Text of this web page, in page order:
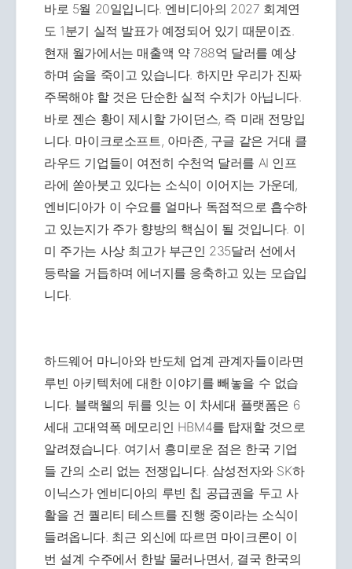
바로 5월 20일입니다. 엔비디아의 2027 회계연
도 1분기 실적 발표가 예정되어 있기 때문이죠.
현재 월가에서는 매출액 약 788억 달러를 예상
하며 숨을 죽이고 있습니다. 하지만 우리가 진짜
주목해야 할 것은 단순한 실적 수치가 아닙니다.
바로 젠슨 황이 제시할 가이던스, 즉 미래 전망입
니다. 마이크로소프트, 아마존, 구글 같은 거대 클
라우드 기업들이 여전히 수천억 달러를 AI 인프
라에 쏟아붓고 있다는 소식이 이어지는 가운데,
엔비디아가 이 수요를 얼마나 독점적으로 흡수하
고 있는지가 주가 향방의 핵심이 될 것입니다. 이
미 주가는 사상 최고가 부근인 235달러 선에서
등락을 거듭하며 에너지를 응축하고 있는 모습입
니다.
하드웨어 마니아와 반도체 업계 관계자들이라면
루빈 아키텍처에 대한 이야기를 빼놓을 수 없습
니다. 블랙웰의 뒤를 잇는 이 차세대 플랫폼은 6
세대 고대역폭 메모리인 HBM4를 탑재할 것으로
알려졌습니다. 여기서 흥미로운 점은 한국 기업
들 간의 소리 없는 전쟁입니다. 삼성전자와 SK하
이닉스가 엔비디아의 루빈 칩 공급권을 두고 사
활을 건 퀄리티 테스트를 진행 중이라는 소식이
들려옵니다. 최근 외신에 따르면 마이크론이 이
번 설계 수주에서 한발 물러나면서, 결국 한국의